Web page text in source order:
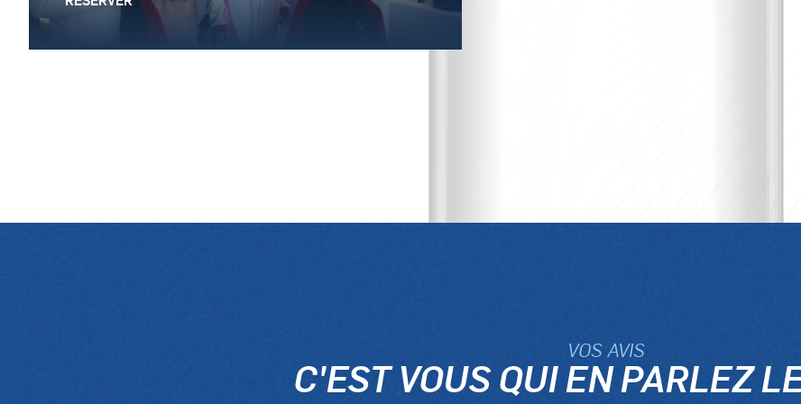
VOS AVIS
C'EST VOUS QUI EN PARLEZ